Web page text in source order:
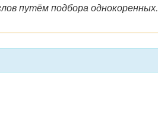
путём подбора однокоренных.